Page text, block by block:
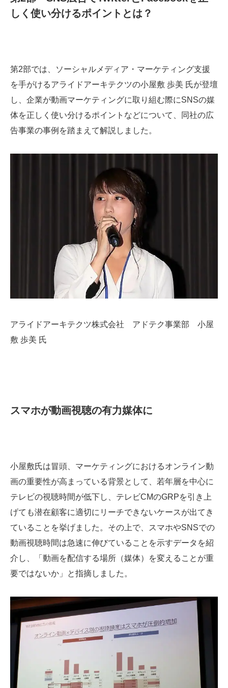
しく使い分けるポイントとは？
第2部では、ソーシャルメディア・マーケティング支援
を手がけるアライドアーキテクツの小屋敷 歩美 氏が登壇
し、企業が動画マーケティングに取り組む際にSNSの媒
体を正しく使い分けるポイントなどについて、同社の広
告事業の事例を踏まえて解説しました。
アライドアーキテクツ株式会社 アドテク事業部 小屋
敷 歩美 氏
スマホが動画視聴の有力媒体に
小屋敷氏は冒頭、マーケティングにおけるオンライン動
画の重要性が高まっている背景として、若年層を中心に
テレビの視聴時間が低下し、テレビCMのGRPを引き上
げても潜在顧客に適切にリーチできないケースが出てき
ていることを挙げました。その上で、スマホやSNSでの
動画視聴時間は急速に伸びていることを示すデータを紹
介し、「動画を配信する場所（媒体）を変えることが重
要ではないか」と指摘しました。